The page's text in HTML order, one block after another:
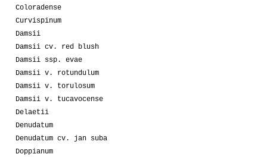
Coloradense
Curvispinum
Damsii
Damsii cv. red blush
Damsii ssp. evae
Damsii v. rotundulum
Damsii v. torulosum
Damsii v. tucavocense
Delaetii
Denudatum
Denudatum cv. jan suba
Doppianum